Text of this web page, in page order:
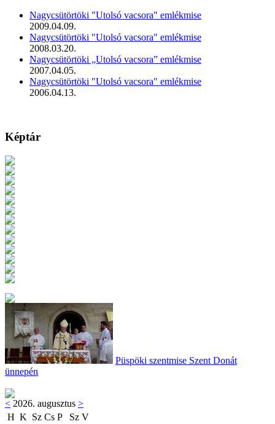
Nagycsütörtöki "Utolsó vacsora" emlékmise
2009.04.09.
Nagycsütörtöki "Utolsó vacsora" emlékmise
2008.03.20.
Nagycsütörtöki „Utolsó vacsora” emlékmise
2007.04.05.
Nagycsütörtöki "Utolsó vacsora" emlékmise
2006.04.13.
Képtár
Püspöki szentmise Szent Donát
ünnepén
< 2026. augusztus >
H K Sz Cs P Sz V